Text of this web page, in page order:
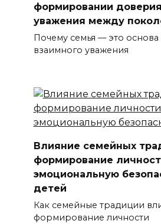
формировании
уважения между
Почему семья — это
взаимного уважения
Влияние семейных
формирование
эмоциональную
детей
Как семейные традиции
формирование личности